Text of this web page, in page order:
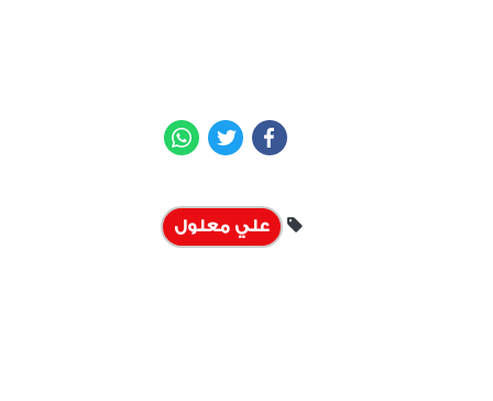
Facebook
Twitter
علي معلول